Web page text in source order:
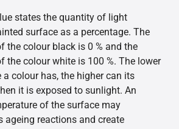
states the quantity of light
surface as a percentage. The
the colour black is 0 % and the
the colour white is 100 %. The lower
a colour has, the higher can its
it is exposed to sunlight. An
of the surface may
ageing reactions and create